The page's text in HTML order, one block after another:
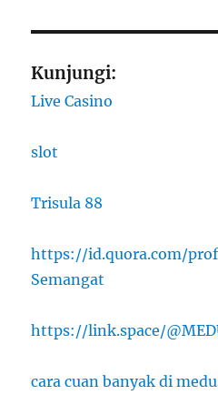
Kunjungi:
Live Casino
slot
Trisula 88
https://id.quora.com/
Semangat
https://link.space/
cara cuan banyak di